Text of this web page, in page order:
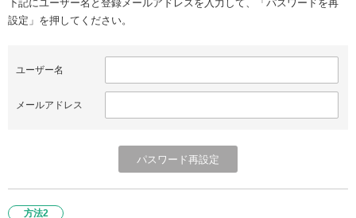
下記にユーザー名と登録メールアドレスを入力して、「パスワードを再
設定」を押してください。
ユーザー名
メールアドレス
方法2